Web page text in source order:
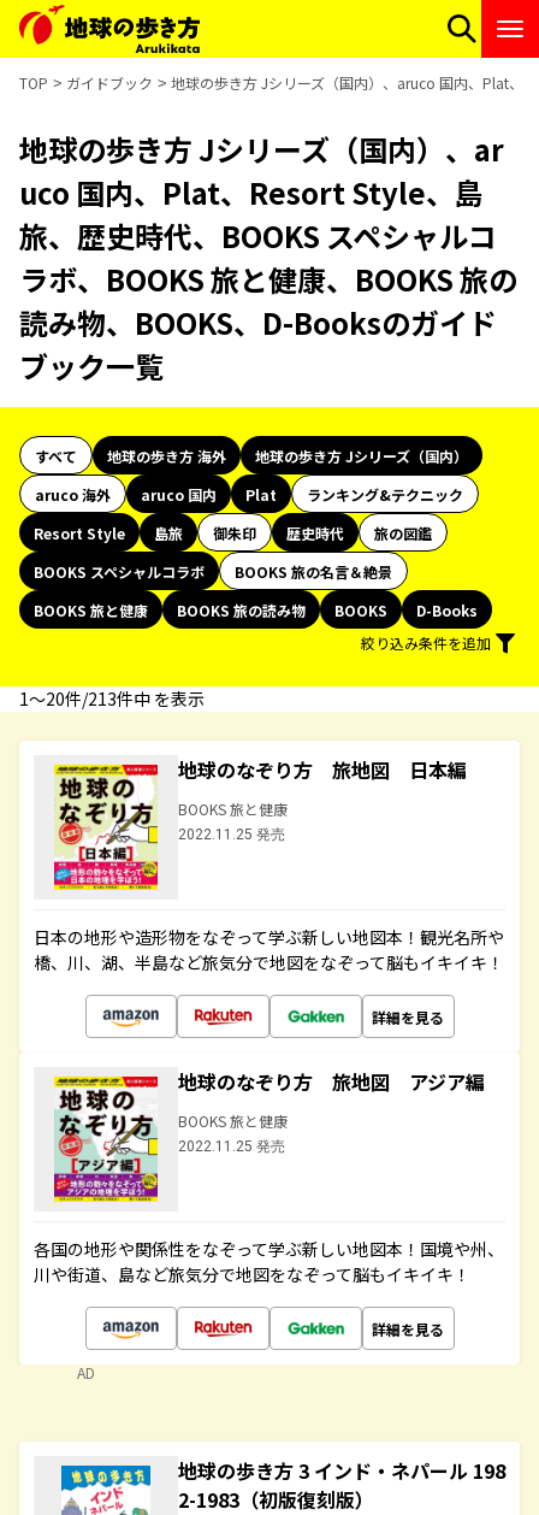
TOP ガイドブック 地球の歩き方 Jシリーズ（国内）、aruco 国内、Plat、
地球の歩き方 Jシリーズ（国内）、ar
uco 国内、Plat、Resort Style、島
旅、歴史時代、BOOKS スペシャルコ
ラボ、BOOKS 旅と健康、BOOKS 旅の
読み物、BOOKS、D-Booksのガイド
ブック一覧
すべて 地球の歩き方 海外
地球の歩き方 Jシリーズ（国内）
aruco 海外
aruco 国内 Plat
ランキング&テクニック
Resort Style
島旅 御朱印 歴史時代
旅の図鑑
BOOKS スペシャルコラボ
BOOKS 旅の名言＆絶景
BOOKS 旅と健康
BOOKS 旅の読み物 BOOKS
D-Books
絞り込み条件を追加
1〜20件/213件中 を表示
地球のなぞり方 旅地図 日本編
BOOKS 旅と健康
2022.11.25 発売
日本の地形や造形物をなぞって学ぶ新しい地図本！観光名所や
橋、川、湖、半島など旅気分で地図をなぞって脳もイキイキ！
詳細を見る
地球のなぞり方 旅地図 アジア編
BOOKS 旅と健康
2022.11.25 発売
各国の地形や関係性をなぞって学ぶ新しい地図本！国境や州、
川や街道、島など旅気分で地図をなぞって脳もイキイキ！
詳細を見る
AD
地球の歩き方 3 インド・ネパール 198
2-1983（初版復刻版）